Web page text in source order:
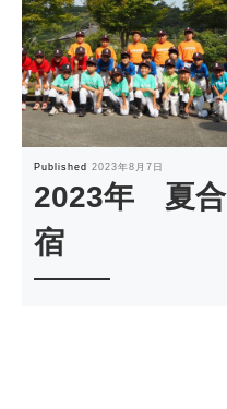
Published 2023年8月7日
2023年 夏合
宿